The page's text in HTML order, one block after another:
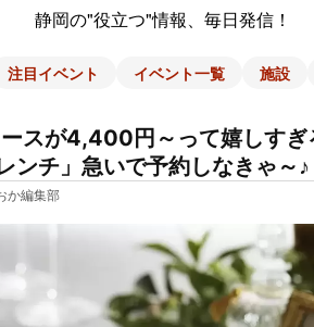
静岡の"役立つ"情報、毎日発信！
注目イベント イベント一覧 施設
スが4,400円～って嬉しすぎ
ンチ」急いで予約しなきゃ～♪
か編集部